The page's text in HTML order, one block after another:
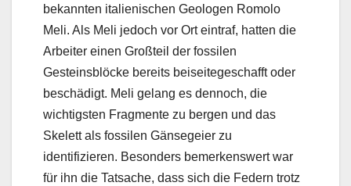
bekannten italienischen Geologen Romolo
Meli. Als Meli jedoch vor Ort eintraf, hatten die
Arbeiter einen Großteil der fossilen
Gesteinsblöcke bereits beiseitegeschafft oder
beschädigt. Meli gelang es dennoch, die
wichtigsten Fragmente zu bergen und das
Skelett als fossilen Gänsegeier zu
identifizieren. Besonders bemerkenswert war
für ihn die Tatsache, dass sich die Federn trotz